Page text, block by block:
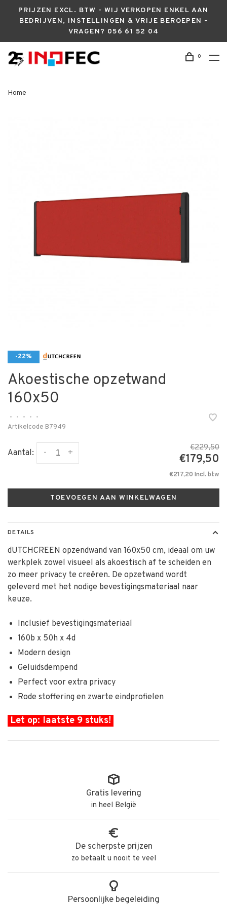
PRIJZEN EXCL. BTW - WIJ VERKOPEN ENKEL AAN
BEDRIJVEN, INSTELLINGEN & VRIJE BEROEPEN -
VRAGEN? 056 61 52 04
0
Home
-22%
Akoestische opzetwand
160x50
• • • •
•
Artikelcode B7949
Aantal: +
-
€229,50
€179,50
€217,20 Incl. btw
TOEVOEGEN AAN WINKELWAGEN
DETAILS
dUTCHCREEN opzendwand van 160x50 cm, ideaal om uw
werkplek zowel visueel als akoestisch af te scheiden en
zo meer privacy te creëren. De opzetwand wordt
geleverd met het nodige bevestigingsmateriaal naar
keuze.
Inclusief bevestigingsmateriaal
160b x 50h x 4d
Modern design
Geluidsdempend
Perfect voor extra privacy
Rode stoffering en zwarte eindprofielen
Let op: laatste 9 stuks!
Gratis levering
in heel België
De scherpste prijzen
zo betaalt u nooit te veel
Persoonlijke begeleiding